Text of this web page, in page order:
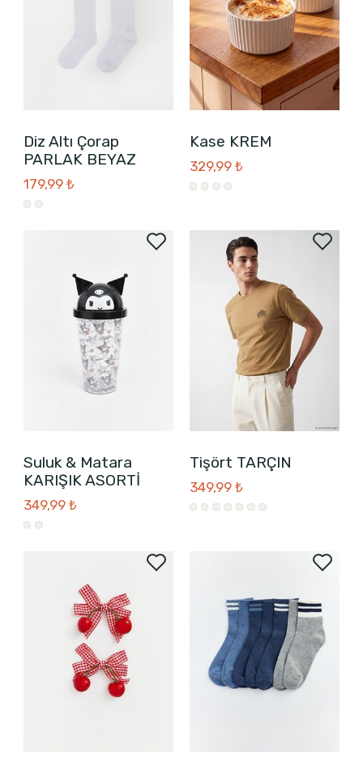
Diz Altı Çorap
PARLAK BEYAZ
179,99 ₺
Kase KREM
329,99 ₺
Suluk & Matara
KARIŞIK ASORTİ
349,99 ₺
Tişört TARÇIN
349,99 ₺